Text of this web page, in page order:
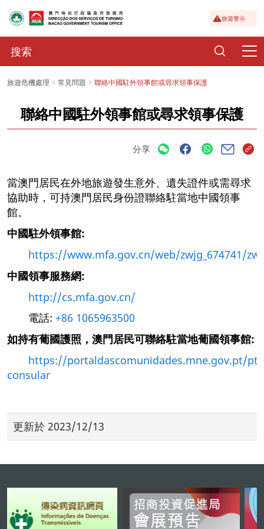
旅遊警示
旅遊危機處理 常見問題 聯絡中國駐外領事館或尋求領事保護
聯絡中國駐外領事館或尋求領事保護
分享
當澳門居民在外地旅遊發生意外、遺失證件或需尋求
協助時，可持澳門居民身份證聯絡駐當地中國領事
館。
中國駐外領事館:
https://www.mfa.gov.cn/web/zwjg_674741/
中國領事服務網:
http://cs.mfa.gov.cn/
電話: +86 1065963500
如持有葡國護照，澳門居民可聯絡駐當地葡國領事館:
https://portaldascomunidades.mne.gov.pt/
consular
更新於 2023/12/13